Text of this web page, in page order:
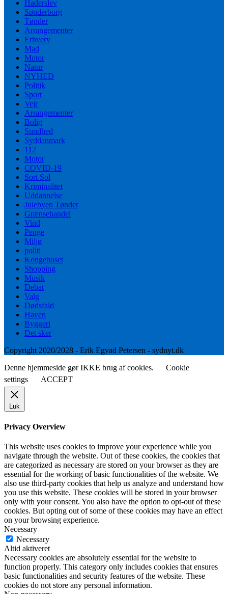
Haderslev
Sønderborg
Tønder
Arrangementer
Erhverv
Mad
Motor
Natur
NYHED
Politik
Sport
Vejr
Arrangementer
Bolig
Sundhed
Syddanmark
112
Motor
COVID-19
Sort Sol
Kriminalitet
Uddannelse
Julebyen Tønder
Grænsehandel
Vind
Penge
Miljø
politi
Kongehuset
Shopping
Musik
Debat
Valg
Dødsfald
Haven
Byggeri
Det sker
Copyright 2020/2028 - Erik Egvad Petersen - sydnyt.dk
Denne hjemmeside gør IKKE brug af cookies.
Cookie
settings
ACCEPT
Luk
Privacy Overview
This website uses cookies to improve your experience while you
navigate through the website. Out of these cookies, the cookies that
are categorized as necessary are stored on your browser as they are
essential for the working of basic functionalities of the website. We
also use third-party cookies that help us analyze and understand how
you use this website. These cookies will be stored in your browser
only with your consent. You also have the option to opt-out of these
cookies. But opting out of some of these cookies may have an effect
on your browsing experience.
Necessary
Necessary
Altid aktiveret
Necessary cookies are absolutely essential for the website to
function properly. This category only includes cookies that ensures
basic functionalities and security features of the website. These
cookies do not store any personal information.